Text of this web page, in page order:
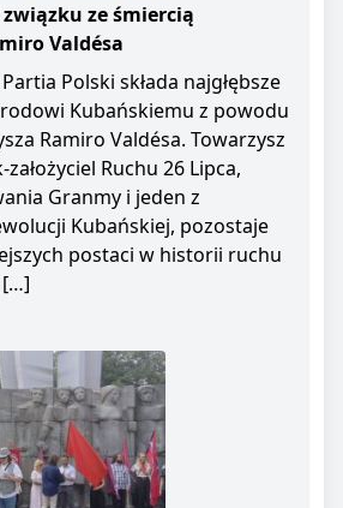
ze śmiercią
Valdésa
Polski składa najgłębsze
Kubańskiemu z powodu
Ramiro Valdésa. Towarzysz
założyciel Ruchu 26 Lipca,
Granmy i jeden z
Kubańskiej, pozostaje
postaci w historii ruchu
[…]